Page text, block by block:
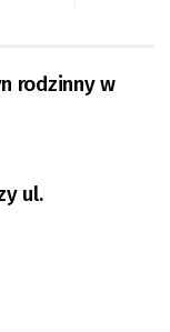
rodzinny w
ul.